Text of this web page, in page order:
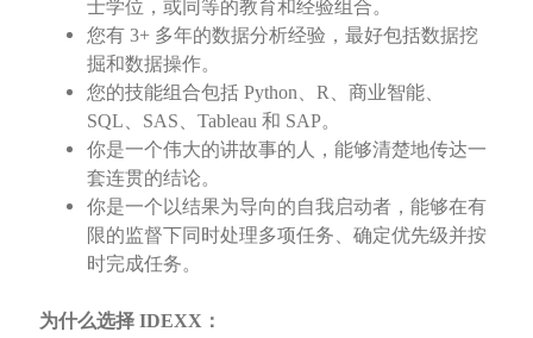
士学位，或同等的教育和经验组合。
您有 3+ 多年的数据分析经验，最好包括数据挖
掘和数据操作。
您的技能组合包括 Python、R、商业智能、
SQL、SAS、Tableau 和 SAP。
你是一个伟大的讲故事的人，能够清楚地传达一
套连贯的结论。
你是一个以结果为导向的自我启动者，能够在有
限的监督下同时处理多项任务、确定优先级并按
时完成任务。
为什么选择 IDEXX：